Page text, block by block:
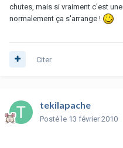
chutes, mais si vraiment c'est
normalement ça s'arrange !
Citer
tekilapache
Posté le 13 février 2010